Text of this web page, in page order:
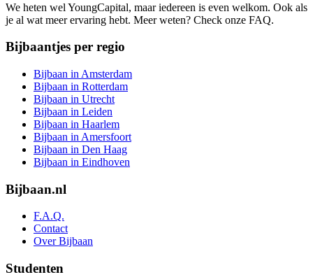
We heten wel YoungCapital, maar iedereen is even welkom. Ook als
je al wat meer ervaring hebt. Meer weten? Check onze FAQ.
Bijbaantjes per regio
Bijbaan in Amsterdam
Bijbaan in Rotterdam
Bijbaan in Utrecht
Bijbaan in Leiden
Bijbaan in Haarlem
Bijbaan in Amersfoort
Bijbaan in Den Haag
Bijbaan in Eindhoven
Bijbaan.nl
F.A.Q.
Contact
Over Bijbaan
Studenten